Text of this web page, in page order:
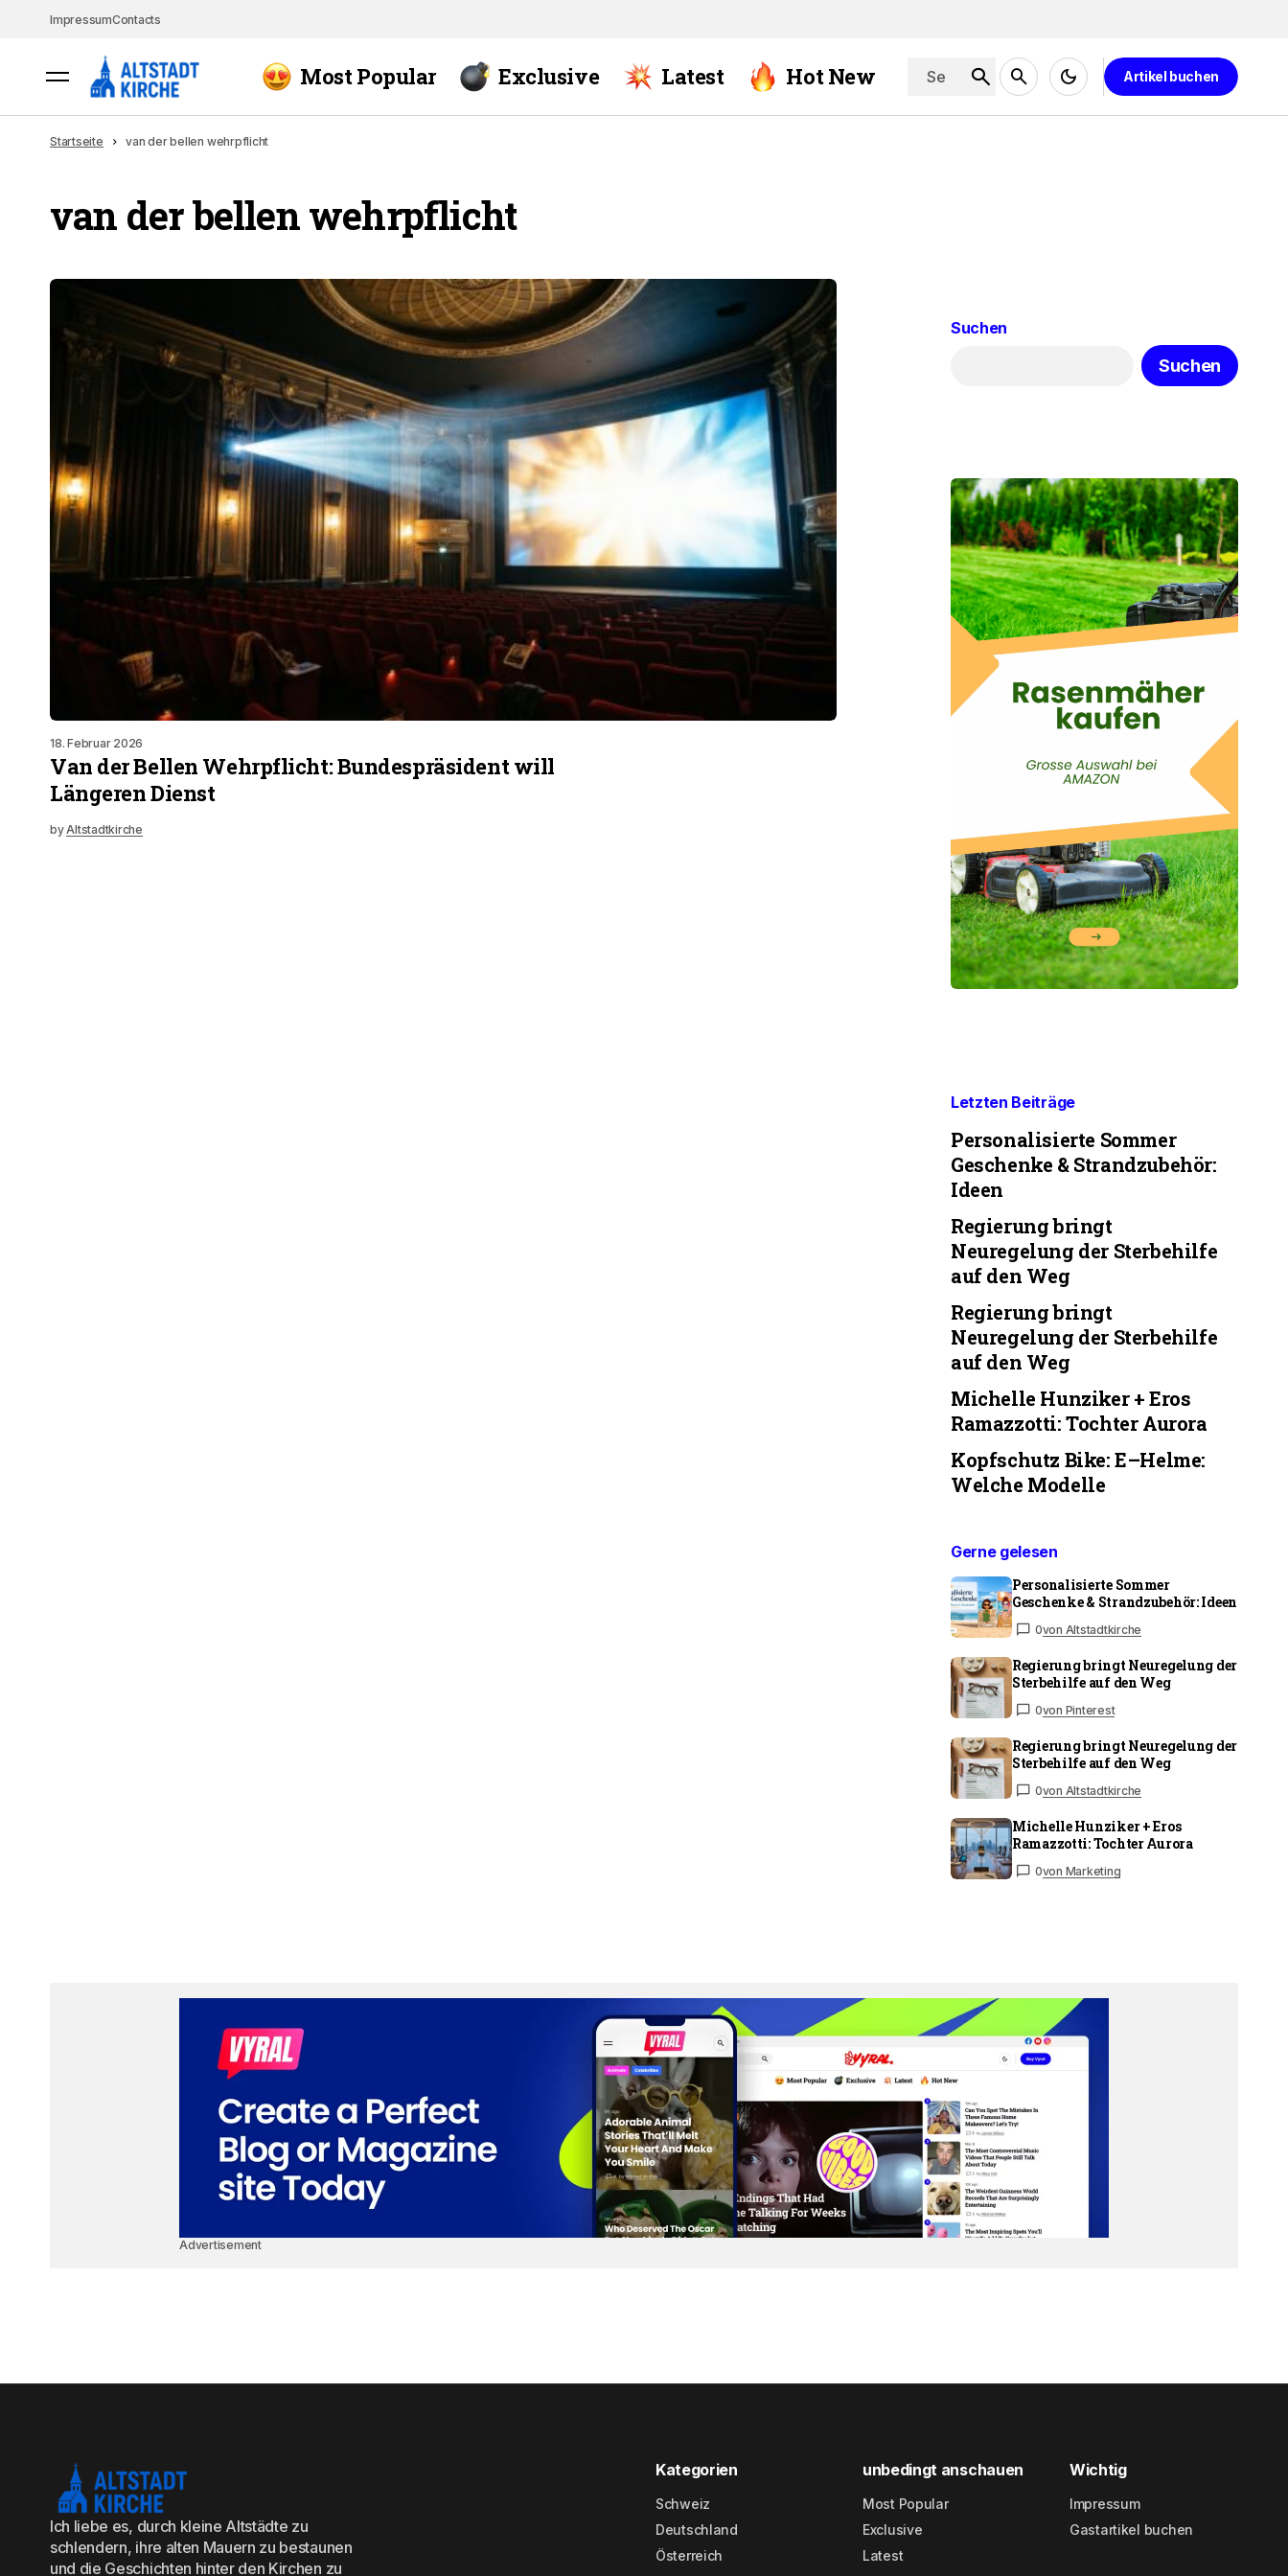
ImpressumContacts
Most Popular Exclusive Latest Hot New Artikel buchen
Startseite van der bellen wehrpflicht
van der bellen wehrpflicht
18. Februar 2026
Van der Bellen Wehrpflicht: Bundespräsident will
Längeren Dienst
byAltstadtkirche
Suchen
Suchen
Letzten Beiträge
Personalisierte Sommer
Geschenke & Strandzubehör:
Ideen
Regierung bringt
Neuregelung der Sterbehilfe
auf den Weg
Regierung bringt
Neuregelung der Sterbehilfe
auf den Weg
Michelle Hunziker + Eros
Ramazzotti: Tochter Aurora
Kopfschutz Bike: E–Helme:
Welche Modelle
Gerne gelesen
Personalisierte Sommer
Geschenke & Strandzubehör: Ideen
0von Altstadtkirche
Regierung bringt Neuregelung der
Sterbehilfe auf den Weg
0von Pinterest
Regierung bringt Neuregelung der
Sterbehilfe auf den Weg
0von Altstadtkirche
Michelle Hunziker + Eros
Ramazzotti: Tochter Aurora
0von Marketing
Advertisement
Ich liebe es, durch kleine Altstädte zu
schlendern, ihre alten Mauern zu bestaunen
und die Geschichten hinter den Kirchen zu
Kategorien
Schweiz
Deutschland
Österreich
unbedingt anschauen
Most Popular
Exclusive
Latest
Wichtig
Impressum
Gastartikel buchen